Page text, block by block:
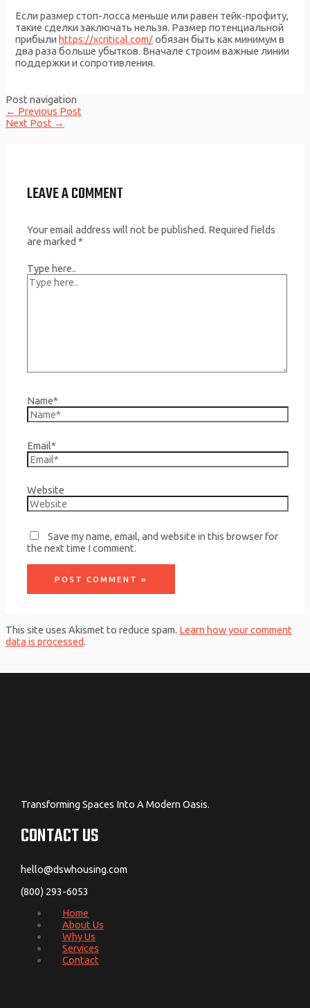
Если размер стоп-лосса меньше или равен тейк-профиту,
такие сделки заключать нельзя. Размер потенциальной
прибылиhttps://xcritical.com/обязан быть как минимум в
два раза больше убытков. Вначале строим важные линии
поддержки и сопротивления.
Post navigation
← Previous Post
Next Post →
LEAVE A COMMENT
Your email address will not be published. Required fields
are marked*
Type here..
Name*
Email*
Website
Save my name, email, and website in this browser for
the next time I comment.
This site uses Akismet to reduce spam. Learn how your comment
data is processed.
Transforming Spaces Into A Modern Oasis.
CONTACT US
hello@dswhousing.com
(800) 293-6053
Home
About Us
Why Us
Services
Contact